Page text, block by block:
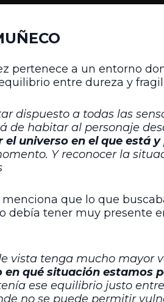
pertenece a un entorno
entre dureza y
dispuesto a todas las
de habitar al personaje
el universo en el que está
Y reconocer la
que lo que
debía tener muy presente
vista tenga mucho mayor
en qué situación estamos
ese equilibrio justo
no se puede permitir